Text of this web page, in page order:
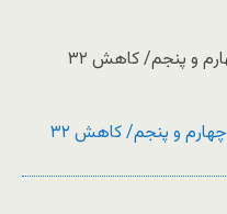
افزایش نسبی تولد فرزندان سوم، چهارم و پنجم/ کاهش ۳۲